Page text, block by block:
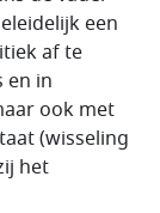
een
af te
en in
ook met
(wisseling
het